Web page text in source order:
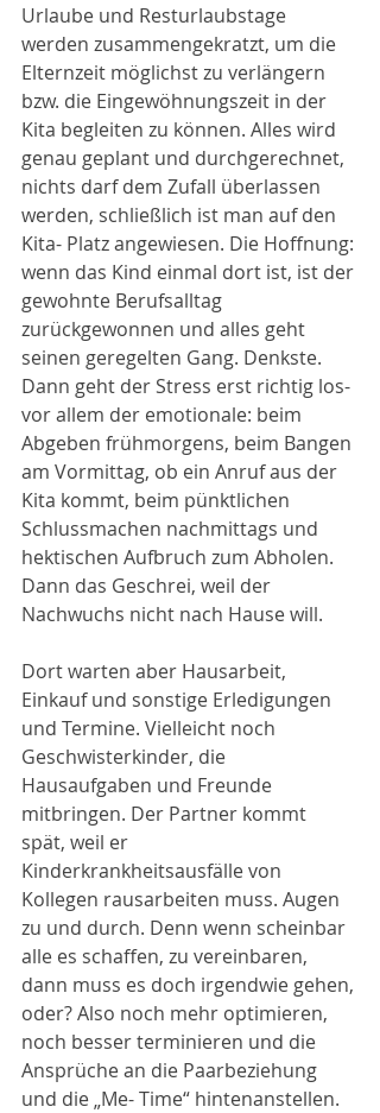
Urlaube und Resturlaubstage
werden zusammengekratzt, um die
Elternzeit möglichst zu verlängern
bzw. die Eingewöhnungszeit in der
Kita begleiten zu können. Alles wird
genau geplant und durchgerechnet,
nichts darf dem Zufall überlassen
werden, schließlich ist man auf den
Kita- Platz angewiesen. Die Hoffnung:
wenn das Kind einmal dort ist, ist der
gewohnte Berufsalltag
zurückgewonnen und alles geht
seinen geregelten Gang. Denkste.
Dann geht der Stress erst richtig los-
vor allem der emotionale: beim
Abgeben frühmorgens, beim Bangen
am Vormittag, ob ein Anruf aus der
Kita kommt, beim pünktlichen
Schlussmachen nachmittags und
hektischen Aufbruch zum Abholen.
Dann das Geschrei, weil der
Nachwuchs nicht nach Hause will.
Dort warten aber Hausarbeit,
Einkauf und sonstige Erledigungen
und Termine. Vielleicht noch
Geschwisterkinder, die
Hausaufgaben und Freunde
mitbringen. Der Partner kommt
spät, weil er
Kinderkrankheitsausfälle von
Kollegen rausarbeiten muss. Augen
zu und durch. Denn wenn scheinbar
alle es schaffen, zu vereinbaren,
dann muss es doch irgendwie gehen,
oder? Also noch mehr optimieren,
noch besser terminieren und die
Ansprüche an die Paarbeziehung
und die „Me- Time“ hintenanstellen.